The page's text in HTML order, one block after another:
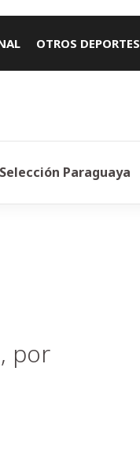
OTROS DEPORTES
Selección Paraguaya
por